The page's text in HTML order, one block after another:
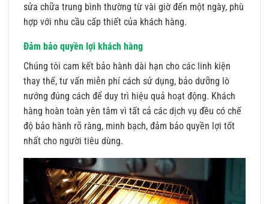
sửa chữa trung bình thường từ vài giờ đến một ngày, phù
hợp với nhu cầu cấp thiết của khách hàng.
Đảm bảo quyền lợi khách hàng
Chúng tôi cam kết bảo hành dài hạn cho các linh kiện
thay thế, tư vấn miễn phí cách sử dụng, bảo dưỡng lò
nướng đúng cách để duy trì hiệu quả hoạt động. Khách
hàng hoàn toàn yên tâm vì tất cả các dịch vụ đều có chế
độ bảo hành rõ ràng, minh bạch, đảm bảo quyền lợi tốt
nhất cho người tiêu dùng.